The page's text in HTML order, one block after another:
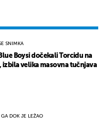
SNIMKA
Boysi dočekali Torcidu na
izbila velika masovna tučnjava
GA DOK JE LEŽAO